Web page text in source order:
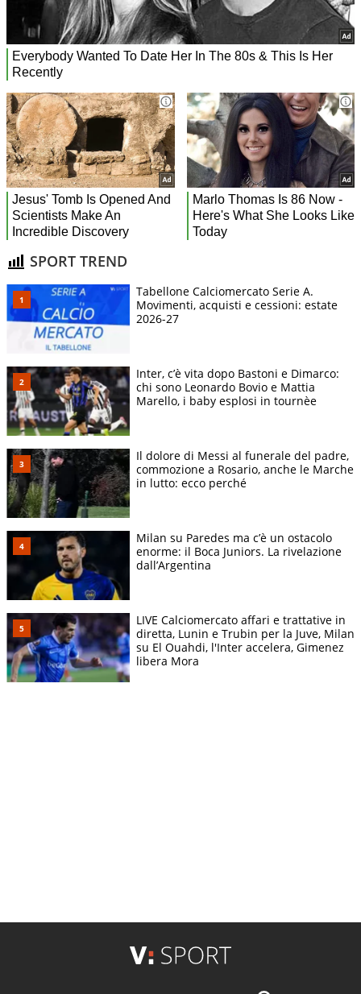
SPORT TREND
Tabellone Calciomercato Serie A.
Movimenti, acquisti e cessioni: estate
2026-27
Inter, c’è vita dopo Bastoni e Dimarco:
chi sono Leonardo Bovio e Mattia
Marello, i baby esplosi in tournèe
Il dolore di Messi al funerale del padre,
commozione a Rosario, anche le Marche
in lutto: ecco perché
Milan su Paredes ma c’è un ostacolo
enorme: il Boca Juniors. La rivelazione
dall’Argentina
LIVE Calciomercato affari e trattative in
diretta, Lunin e Trubin per la Juve, Milan
su El Ouahdi, l'Inter accelera, Gimenez
libera Mora